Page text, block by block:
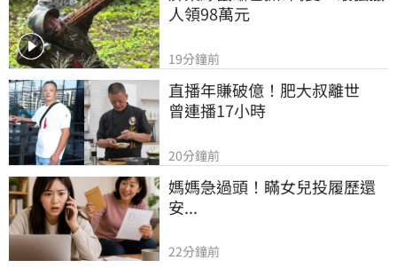
人領98萬元
19分鐘前
直播年賺破億！肥大叔離世
曾連播17小時
20分鐘前
媽媽急過頭！瞞女兒投履歷還
安...
22分鐘前